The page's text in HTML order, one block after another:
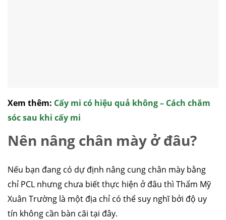
Xem thêm: Cấy mi có hiệu quả không – Cách chăm
sóc sau khi cấy mi
Nên nâng chân mày ở đâu?
Nếu bạn đang có dự định nâng cung chân mày bằng
chỉ PCL nhưng chưa biết thực hiện ở đâu thì Thẩm Mỹ
Xuân Trường là một địa chỉ có thể suy nghĩ bởi độ uy
tín không cần bàn cãi tại đây.